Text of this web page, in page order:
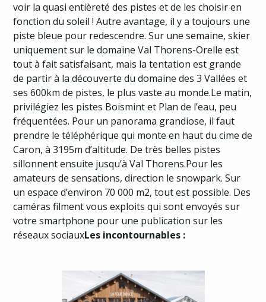
voir la quasi entièreté des pistes et de les choisir en
fonction du soleil ! Autre avantage, il y a toujours une
piste bleue pour redescendre. Sur une semaine, skier
uniquement sur le domaine Val Thorens-Orelle est
tout à fait satisfaisant, mais la tentation est grande
de partir à la découverte du domaine des 3 Vallées et
ses 600km de pistes, le plus vaste au monde.Le matin,
privilégiez les pistes Boismint et Plan de l’eau, peu
fréquentées. Pour un panorama grandiose, il faut
prendre le téléphérique qui monte en haut du cime de
Caron, à 3195m d’altitude. De très belles pistes
sillonnent ensuite jusqu’à Val Thorens.Pour les
amateurs de sensations, direction le snowpark. Sur
un espace d’environ 70 000 m2, tout est possible. Des
caméras filment vous exploits qui sont envoyés sur
votre smartphone pour une publication sur les
réseaux sociauxLes incontournables :